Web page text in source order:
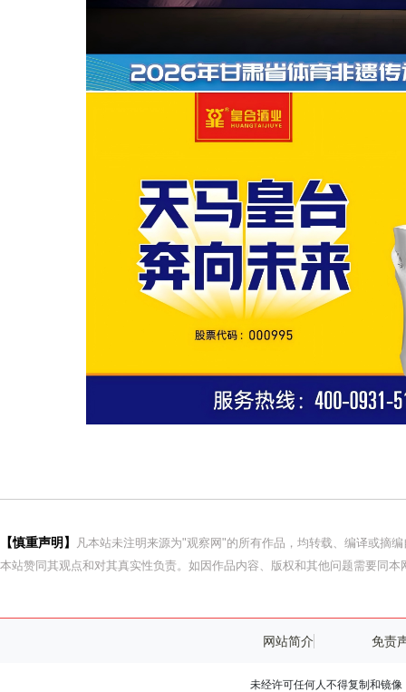
【慎重声明】
凡本站未注明来源为"观察网"的所有作品，均转载、编译或摘
本站赞同其观点和对其真实性负责。如因作品内容、版权和其他问题需要同本
网站简介 免责
未经许可任何人不得复制和镜